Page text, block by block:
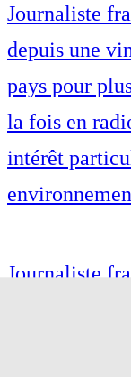
Journaliste
depuis une
pays pour
la fois en
intérêt
Journaliste